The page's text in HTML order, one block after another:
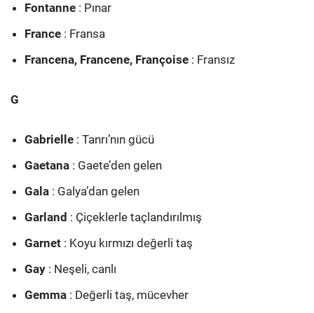
Fontanne : Pınar
France : Fransa
Francena, Francene, Françoise : Fransız
G
Gabrielle : Tanrı’nın gücü
Gaetana : Gaete’den gelen
Gala : Galya’dan gelen
Garland : Çiçeklerle taçlandırılmış
Garnet : Koyu kırmızı değerli taş
Gay : Neşeli, canlı
Gemma : Değerli taş, mücevher